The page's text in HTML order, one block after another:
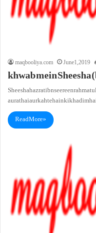
maqbooliya.com
June 1, 2019
khwab mein
Sheeshahazrat ibn seereen
aurat hai aur kahte hain ki khadim
Read More »